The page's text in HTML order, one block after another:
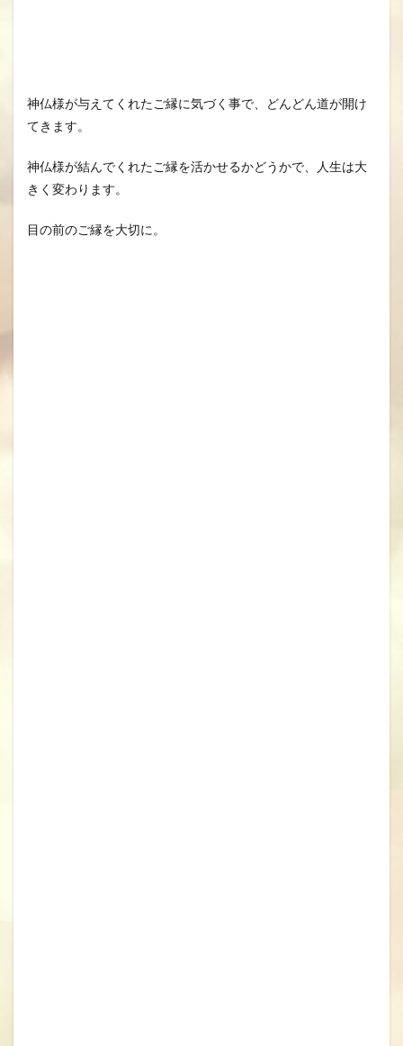
神仏様が与えてくれたご縁に気づく事で、どんどん道が開け
てきます。
神仏様が結んでくれたご縁を活かせるかどうかで、人生は大
きく変わります。
目の前のご縁を大切に。